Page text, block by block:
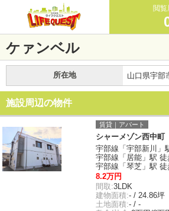
閲覧
ケァンベル
所在地 山口県宇部
施設周辺の物件
賃貸｜アパート
シャーメゾン西中
宇部線「宇部新川」
宇部線「居能」駅 徒
宇部線「琴芝」駅 徒
8.2万円
間取:3LDK
建物面積:- / 24.86坪
土地面積:- / -